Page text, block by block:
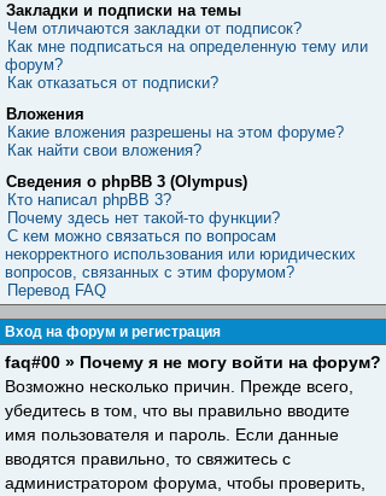
Закладки и подписки на темы
Чем отличаются закладки от подписок?
Как мне подписаться на определенную тему или
форум?
Как отказаться от подписки?
Вложения
Какие вложения разрешены на этом форуме?
Как найти свои вложения?
Сведения о phpBB 3 (Olympus)
Кто написал phpBB 3?
Почему здесь нет такой-то функции?
С кем можно связаться по вопросам
некорректного использования или юридических
вопросов, связанных с этим форумом?
Перевод FAQ
Вход на форум и регистрация
faq#00 » Почему я не могу войти на форум?
Возможно несколько причин. Прежде всего,
убедитесь в том, что вы правильно вводите
имя пользователя и пароль. Если данные
вводятся правильно, то свяжитесь с
администратором форума, чтобы проверить,